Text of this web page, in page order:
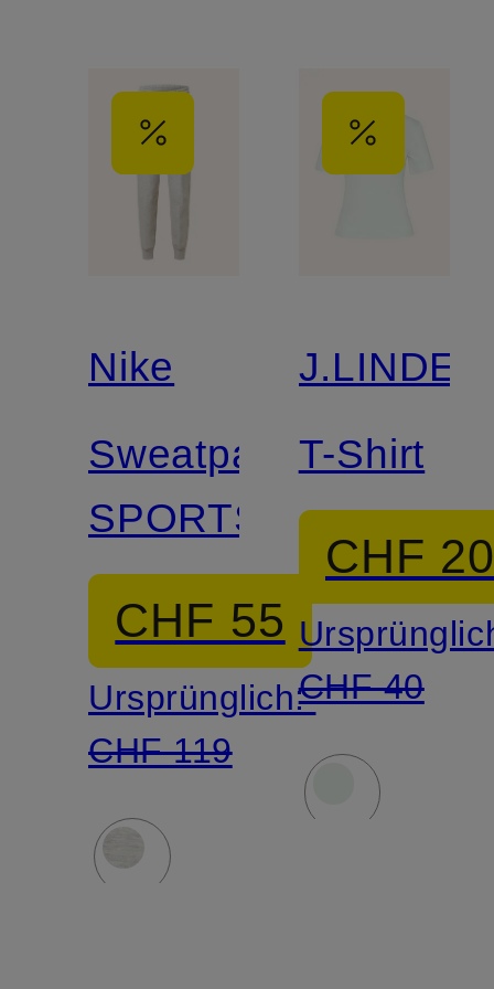
Nike
Sweatpants
SPORTSWEAR
CHF 55
Ursprünglich:
CHF 119
T-Shirt
CHF
CHF 40